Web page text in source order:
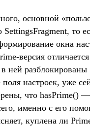
основной
то
окна
версия
ней разблокированы
поля настроек, уже
что hasPrime()
именно с его
куплена ли